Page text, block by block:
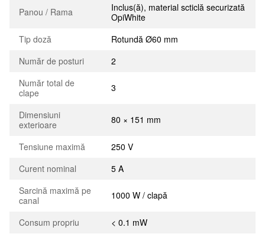
Panou / Rama
Inclus(ă), material scticlă securizată
OpiWhite
Tip doză
Rotundă Ø60 mm
Număr de posturi
2
Număr total de
clape
3
Dimensiuni
exterioare
80 × 151 mm
Tensiune maximă
250 V
Curent nominal
5 A
Sarcină maximă pe
canal
1000 W / clapă
Consum propriu < 0.1 mW